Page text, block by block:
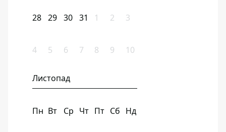
28 29 30 31 1 2 3
4 5 6 7 8 9 10
Листопад
Пн Вт Ср Чт Пт Сб Нд